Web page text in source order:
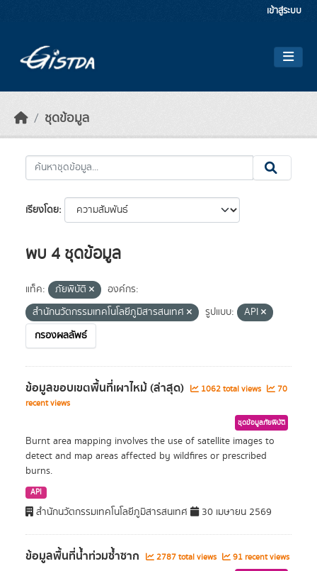
เข้าสู่ระบบ
ชุดข้อมูล
เรียงโดย
พบ 4 ชุดข้อมูล
แท็ค: ภัยพิบัติ
องค์กร:
สำนักนวัตกรรมเทคโนโลยีภูมิสารสนเทศ
รูปแบบ:
API
กรองผลลัพธ์
ข้อมูลขอบเขตพื้นที่เผาไหม้ (ล่าสุด) 1062 total views
70
recent views
ชุดข้อมูลภัยพิบัติ
Burnt area mapping involves the use of satellite images to
detect and map areas affected by wildfires or prescribed
burns.
API
สำนักนวัตกรรมเทคโนโลยีภูมิสารสนเทศ 30 เมษายน 2569
ข้อมูลพื้นที่น้ำท่วมซ้ำซาก 2787 total views 91 recent views